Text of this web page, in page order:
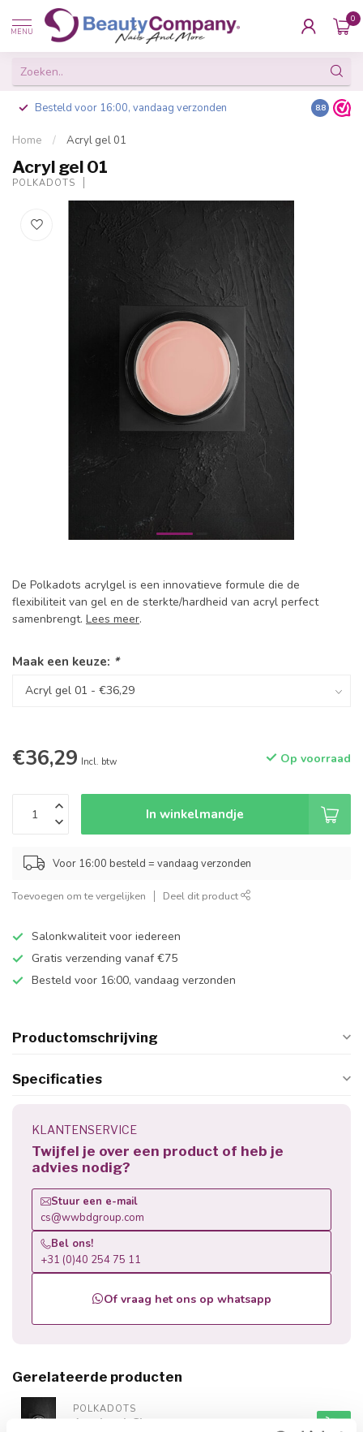
MENU
0
Besteld voor 16:00, vandaag verzonden 8.8
Home / Acryl gel 01
Acryl gel 01
POLKADOTS
De Polkadots acrylgel is een innovatieve formule die de
flexibiliteit van gel en de sterkte/hardheid van acryl perfect
samenbrengt. Lees meer.
Maak een keuze: *
€36,29 Incl. btw Op voorraad
In winkelmandje
Voor 16:00 besteld = vandaag verzonden
Toevoegen om te vergelijken Deel dit product
Salonkwaliteit voor iedereen
Gratis verzending vanaf €75
Besteld voor 16:00, vandaag verzonden
Productomschrijving
Specificaties
KLANTENSERVICE
Twijfel je over een product of heb je
advies nodig?
Stuur een e-mail
cs@wwbdgroup.com
Bel ons!
+31 (0)40 254 75 11
Of vraag het ons op whatsapp
Gerelateerde producten
POLKADOTS
Acryl gel Clear